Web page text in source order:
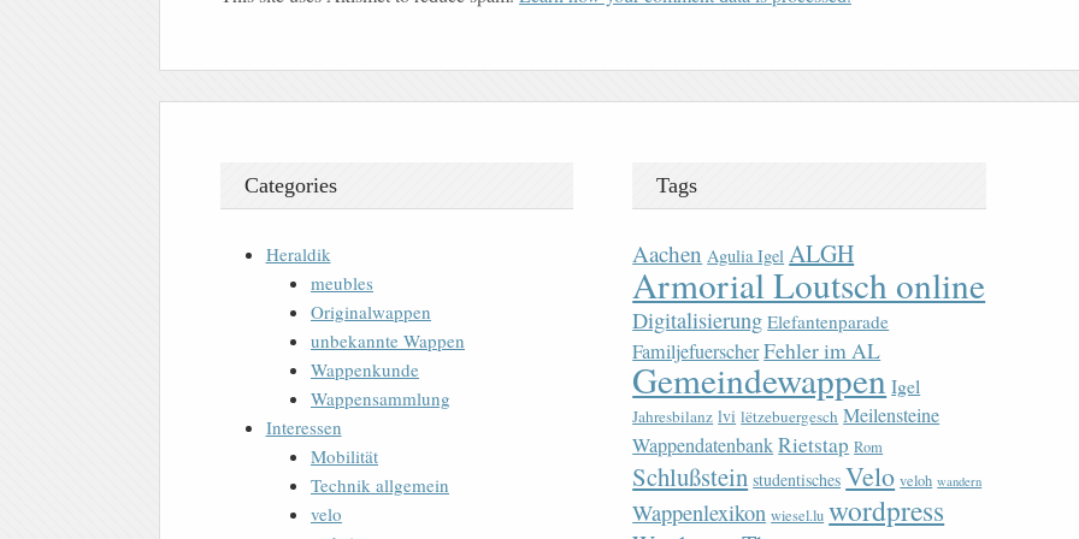
Categories
Heraldik
meubles
Originalwappen
unbekannte Wappen
Wappenkunde
Wappensammlung
Interessen
Mobilität
Technik allgemein
velo
Tags
Aachen Agulia Igel ALGH
Armorial Loutsch online
Digitalisierung Elefantenparade
FamiljefuerscherFehler im AL
Gemeindewappen Igel
Jahresbilanz lvi lëtzebuergesch Meilensteine
WappendatenbankRietstap Rom
Schlußstein studentisches Velo veloh wandern
Wappenlexikon wiesel.lu wordpress